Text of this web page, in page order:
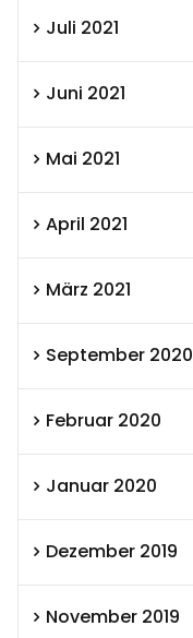
Juli 2021
Juni 2021
Mai 2021
April 2021
März 2021
September 2020
Februar 2020
Januar 2020
Dezember 2019
November 2019